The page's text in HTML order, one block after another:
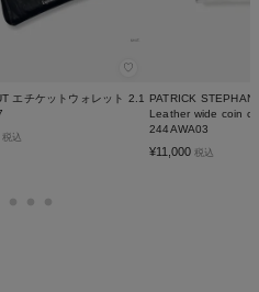
♡
エチケットウォレット 2.1
税込
PATRICK STEPHAN
Leather wide coin
244AWA03
¥11,000 税込